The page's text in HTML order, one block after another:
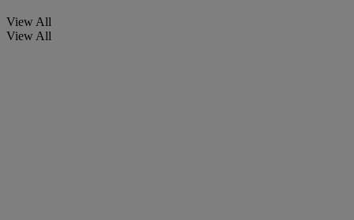
View All
View All